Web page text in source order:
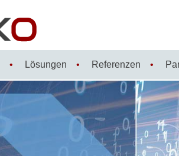
Lösungen Referenzen